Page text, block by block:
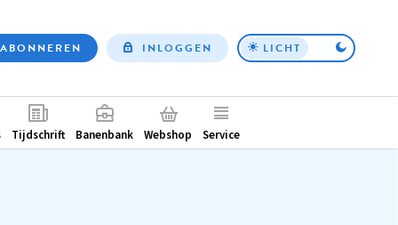
Top
ABONNEREN INLOGGEN LICHT
Tijdschrift Banenbank Webshop Service